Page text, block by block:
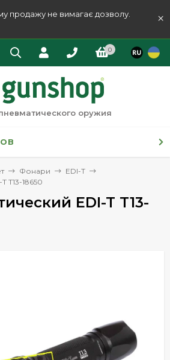
продажу не вимагає дозволу.
×
0
оружия
Фонари
EDI-T
T13-18650
EDI-T T13-